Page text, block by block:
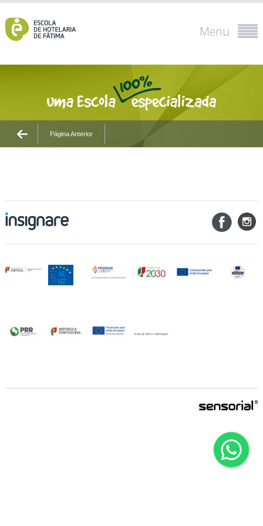
Menu
Página Anterior